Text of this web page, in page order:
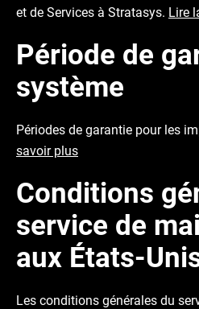
et de Services à Stratasys. Lire
Période de
système
Périodes de garantie pour les
savoir plus
Conditions
service de
aux États-
Les conditions générales du